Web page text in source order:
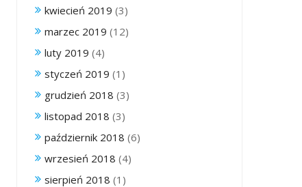
kwiecień 2019 (3)
marzec 2019 (12)
luty 2019 (4)
styczeń 2019 (1)
grudzień 2018 (3)
listopad 2018 (3)
październik 2018 (6)
wrzesień 2018 (4)
sierpień 2018 (1)